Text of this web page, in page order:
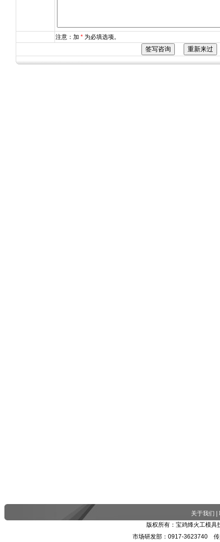
注意：加 * 为必填选项。
关于我们
版权所有：宝鸡烽火工模具
市场研发部：0917-3623740